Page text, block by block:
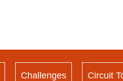
Challenges Circuit